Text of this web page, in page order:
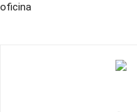
oficina